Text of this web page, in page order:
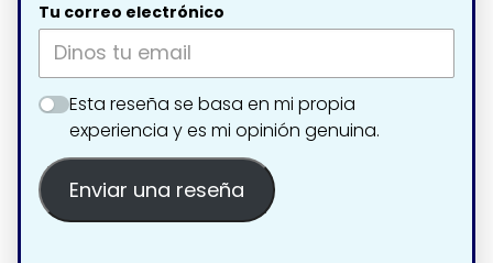
Tu correo electrónico
Esta reseña se basa en mi propia
experiencia y es mi opinión genuina.
Enviar una reseña